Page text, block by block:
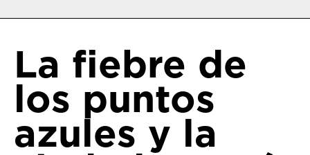
La fiebre de
los puntos
azules y la